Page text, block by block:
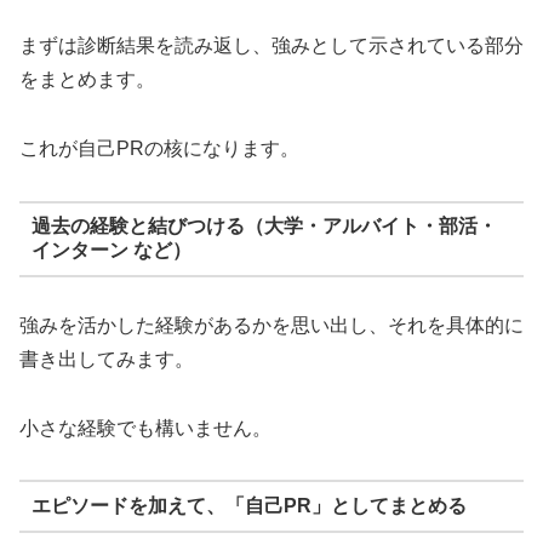
まずは診断結果を読み返し、強みとして示されている部分
をまとめます。
これが自己PRの核になります。
過去の経験と結びつける（大学・アルバイト・部活・
インターン など）
強みを活かした経験があるかを思い出し、それを具体的に
書き出してみます。
小さな経験でも構いません。
エピソードを加えて、「自己PR」としてまとめる